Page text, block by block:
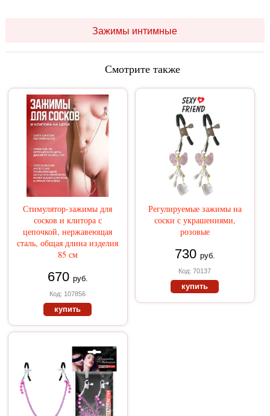
Зажимы интимные
Смотрите также
Стимулятор-зажимы для
сосков и клитора с
цепочкой, нержавеющая
сталь, общая длина изделия
85 см
670 руб.
Код: 107856
купить
Регулируемые зажимы на
соски с украшениями,
розовые
730 руб.
Код: 70137
купить